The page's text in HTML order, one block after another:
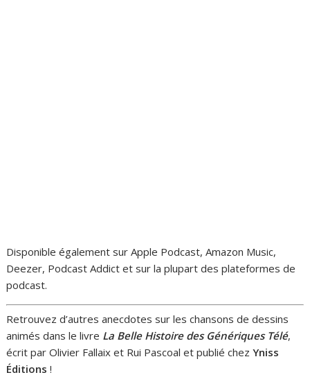
Disponible également sur Apple Podcast, Amazon Music,
Deezer, Podcast Addict et sur la plupart des plateformes de
podcast.
Retrouvez d’autres anecdotes sur les chansons de dessins
animés dans le livre La Belle Histoire des Génériques Télé,
écrit par Olivier Fallaix et Rui Pascoal et publié chezYniss
Éditions !